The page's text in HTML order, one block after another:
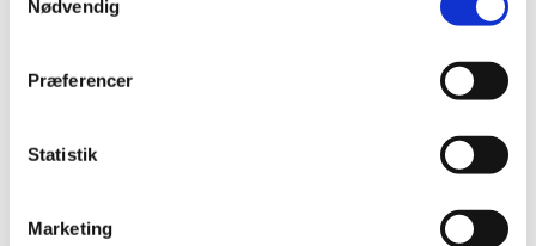
Nødvendig
Præferencer
Statistik
Marketing